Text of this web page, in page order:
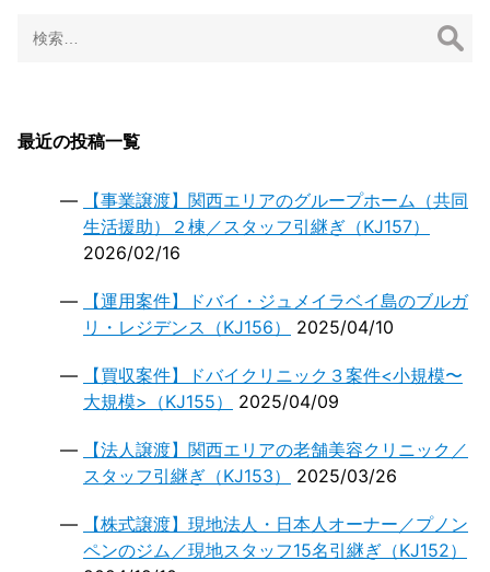
ン
索:
最近の投稿一覧
【事業譲渡】関西エリアのグループホーム（共同
生活援助）２棟／スタッフ引継ぎ（KJ157）
2026/02/16
【運用案件】ドバイ・ジュメイラベイ島のブルガ
リ・レジデンス（KJ156）
2025/04/10
【買収案件】ドバイクリニック３案件<小規模〜
大規模>（KJ155）
2025/04/09
【法人譲渡】関西エリアの老舗美容クリニック／
スタッフ引継ぎ（KJ153）
2025/03/26
【株式譲渡】現地法人・日本人オーナー／プノン
ペンのジム／現地スタッフ15名引継ぎ（KJ152）